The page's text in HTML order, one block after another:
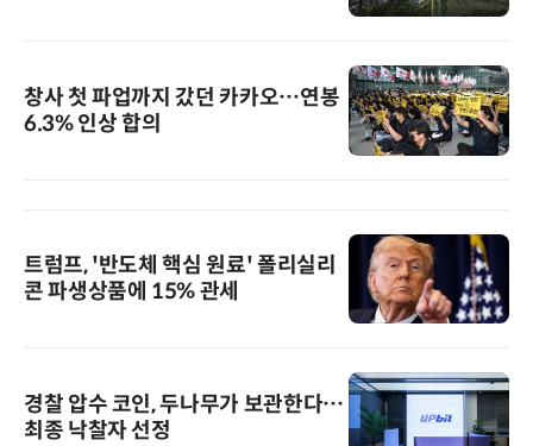
창사 첫 파업까지 갔던 카카오…연봉
6.3% 인상 합의
트럼프, '반도체 핵심 원료' 폴리실리
콘 파생상품에 15% 관세
경찰 압수 코인, 두나무가 보관한다…
최종 낙찰자 선정